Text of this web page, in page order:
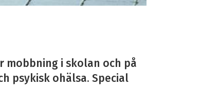
mobbning i skolan och på
psykisk ohälsa. Special